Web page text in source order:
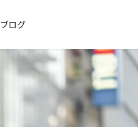
ブログ